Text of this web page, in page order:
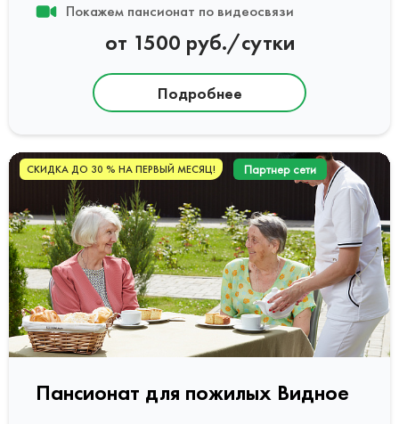
Покажем пансионат по видеосвязи
от 1500 руб./сутки
Подробнее
СКИДКА ДО 30 % НА ПЕРВЫЙ МЕСЯЦ! Партнер сети
Пансионат для пожилых Видное